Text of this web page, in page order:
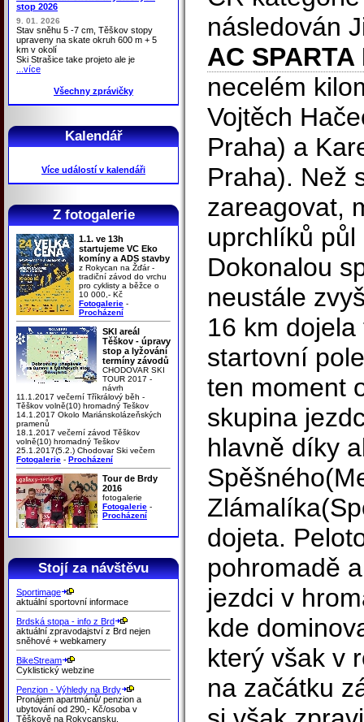
stop 2026
9. 01. 2026
Stav sněhu 5 -7 cm, Těškov stopy
upraveny na skate okruh 600 m + 5
km v okolí
Ski Strašice take projeto ale je
...více
Všechny zprávičky
Kalendář
Více událostí v kalendáři
Z fotogalerie
1.1. ve 13h
startujeme VC Eko
komíny a ADS stavby
z Rokycan na Žďár -
tradiční závod do vrchu
pro cyklisty a běžce o
10 000,- Kč
Fotogalerie -
Procházení
SKI areál
Těškov - úpravy
stop a lyžování
termíny závodů
CHODOVAR SKI
TOUR 2017 -
návrh
11.1.2017 večerní Tříkrálový běh -
Těškov volně(10) hromadný Teškov
14.1.2017 Okolo Mariánskolázeňských
pramenů
18.1.2017 večerní závod Těškov
volně(10) hromadný Teškov
25.1.2017(5.2.) Chodovar Ski večern
Fotogalerie - Procházení
Tour de Brdy
2016
fotogalerie
Fotogalerie -
Procházení
Stojí za návštěvu
Sportimage
aktuální sportovní informace
Brdská stopa - info z Brd
aktuální zpravodajství z Brd nejen
sněhové + webkamery
BikeStream
Cyklistický webzine
Penzion - Výhledy na Brdy
Pronájem apartmánů/ penzion a
ubytování od 290,- Kč/osoba v
Těškově na Rokycansku.
následován
AC
necelém
Vojtěch
Praha) a
Praha). Než
zareagovat,
uprchlíků
Dokonalou
neustále
16 km
startovní
ten moment
skupina
hlavně díky
dojeta.
pohromadě
jezdci v
kde
který však v
na začátku